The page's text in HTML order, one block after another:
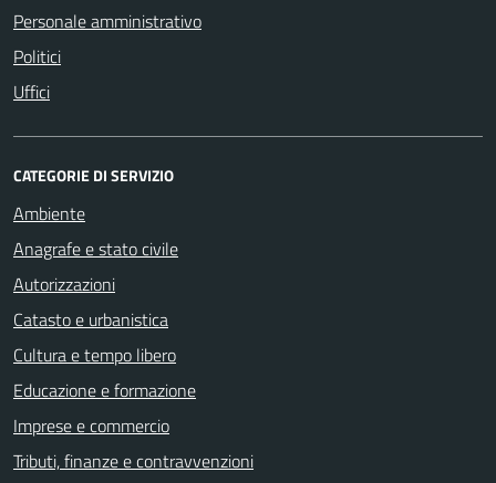
Personale amministrativo
Politici
Uffici
CATEGORIE DI SERVIZIO
Ambiente
Anagrafe e stato civile
Autorizzazioni
Catasto e urbanistica
Cultura e tempo libero
Educazione e formazione
Imprese e commercio
Tributi, finanze e contravvenzioni